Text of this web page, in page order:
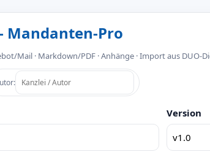
Mandanten-Pro
Mail · Markdown/PDF · Anhänge · Import aus DUO-
Version